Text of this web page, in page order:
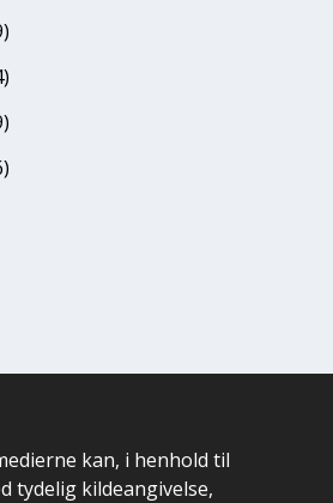
kan, i henhold til
tydelig kildeangivelse,